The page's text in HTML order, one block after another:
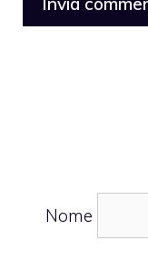
Nome